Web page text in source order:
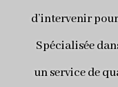
d’intervenir
Spécialisée
un service de